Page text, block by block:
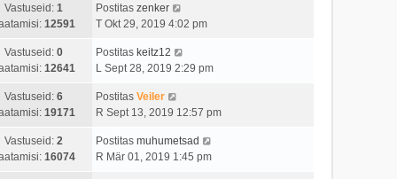
Vastuseid: 1
12591
Postitas zenker
T Okt 29, 2019 4:02 pm
Vastuseid: 0
12641
Postitas keitz12
L Sept 28, 2019 2:29 pm
Vastuseid: 6
19171
Postitas Veiler
R Sept 13, 2019 12:57 pm
Vastuseid: 2
16074
Postitas muhumetsad
R Mär 01, 2019 1:45 pm